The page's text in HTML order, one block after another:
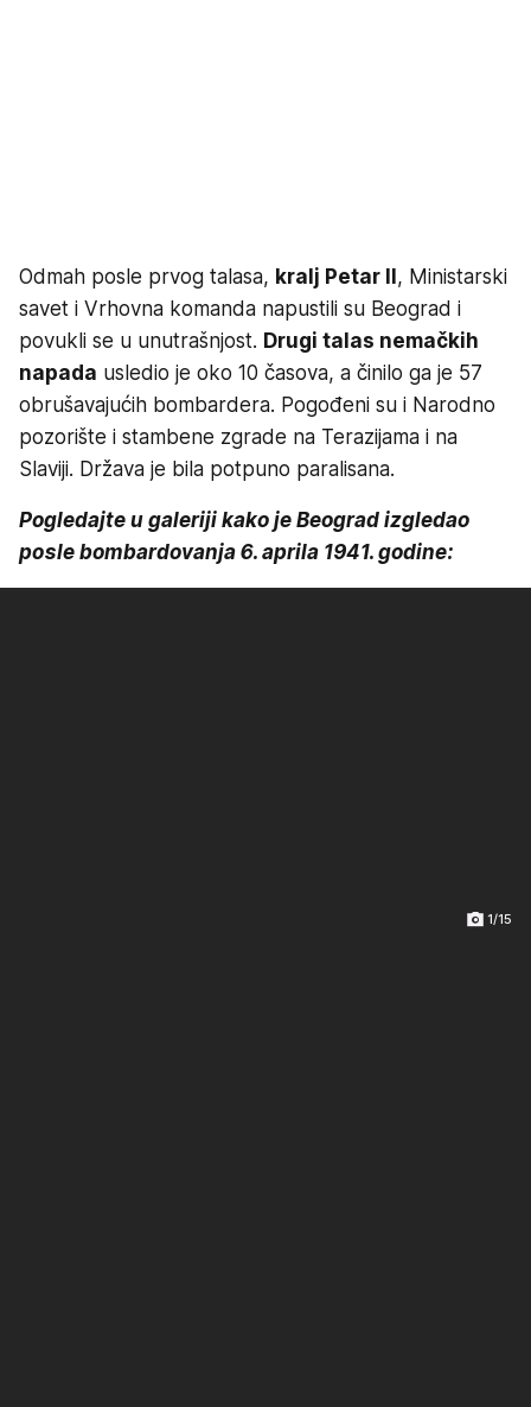
Odmah posle prvog talasa, kralj Petar II, Ministarski
savet i Vrhovna komanda napustili su Beograd i
povukli se u unutrašnjost. Drugi talas nemačkih
napada usledio je oko 10 časova, a činilo ga je 57
obrušavajućih bombardera. Pogođeni su i Narodno
pozorište i stambene zgrade na Terazijama i na
Slaviji. Država je bila potpuno paralisana.
Pogledajte u galeriji kako je Beograd izgledao
posle bombardovanja 6. aprila 1941. godine:
1/15